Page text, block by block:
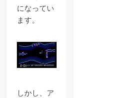
になってい
ます。
しかし、ア